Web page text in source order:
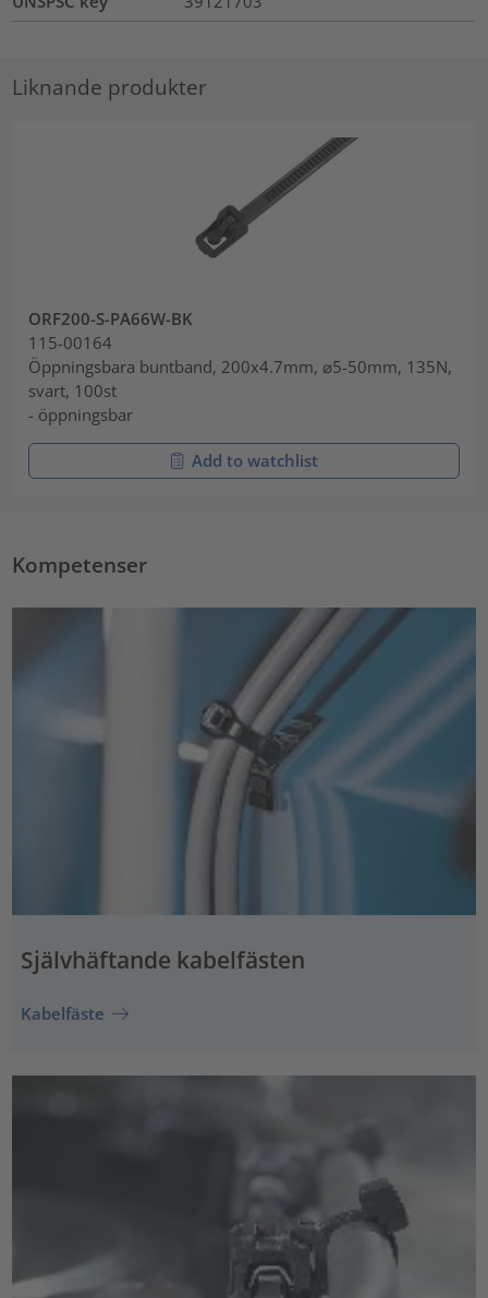
Liknande produkter
ORF200-S-PA66W-BK
115-00164
Öppningsbara buntband, 200x4.7mm, ⌀5-50mm, 135N,
svart, 100st
- öppningsbar
Add to watchlist
Kompetenser
Självhäftande kabelfästen
Kabelfäste